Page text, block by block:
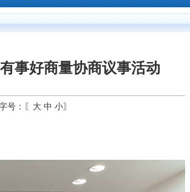
事好商量协商议事活动
号：〖 大 中 小〗